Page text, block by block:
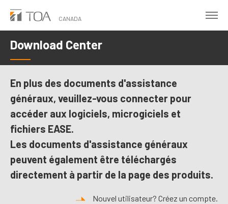
Skip
main
content
CANADA
Download Center
En plus des documents d'assistance
généraux, veuillez-vous connecter pour
accéder aux logiciels, microgiciels et
fichiers EASE.
Les documents d'assistance généraux
peuvent également être téléchargés
directement à partir de la page des produits.
Nouvel utilisateur? Créez un compte.